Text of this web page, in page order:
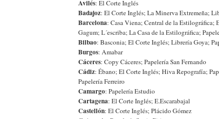
Avilés: El Corte Inglés
Badajoz: El Corte Inglés; La Minerva Extremeña;
Barcelona: Casa Viena; Central de la Estilográfica;
Gagum; L´escriba; La Casa de la Estilográfica;
Bilbao: Basconia; El Corte Inglés; Librería Goya;
Burgos: Amabar
Cáceres: Copy Cáceres; Papelería San Fernando
Cádiz: Ébano; El Corte Inglés; Hiva Repografía;
Papelería Ferreiro
Camargo: Papelería Estudio
Cartagena: El Corte Inglés; E.Escarabajal
Castellón: El Corte Inglés; Plácido Gómez